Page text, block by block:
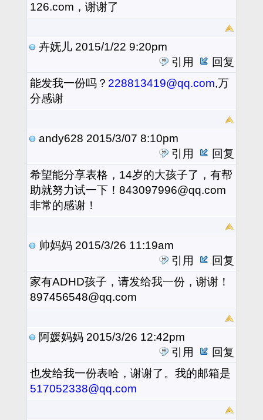
126.com，谢谢了
卉妩儿 2015/1/22 9:20pm
引用
回复
能发我一份吗？ 228813419@qq.com,万
分感谢
andy628 2015/3/07 8:10pm
引用
回复
希望能分享表格，14岁的大孩子了，有帮
助就努力试一下！843097996@qq.com
非常的感谢！
帅妈妈 2015/3/26 11:19am
引用
回复
家有ADHD孩子，请发给我一份，谢谢！
897456548@qq.com
阿媛妈妈 2015/3/26 12:42pm
引用
回复
也发给我一份表哈，谢谢了。我的邮箱是
517052338@qq.com